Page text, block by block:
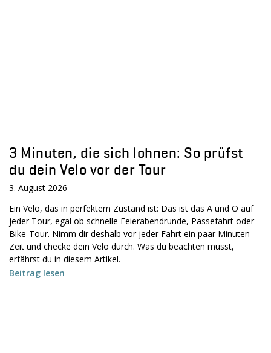
3 Minuten, die sich lohnen: So prüfst
du dein Velo vor der Tour
3. August 2026
Ein Velo, das in perfektem Zustand ist: Das ist das A und O auf
jeder Tour, egal ob schnelle Feierabendrunde, Pässefahrt oder
Bike-Tour. Nimm dir deshalb vor jeder Fahrt ein paar Minuten
Zeit und checke dein Velo durch. Was du beachten musst,
erfährst du in diesem Artikel.
Beitrag lesen